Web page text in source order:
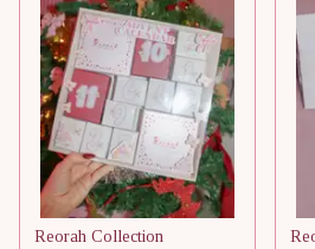
Reorah Collection